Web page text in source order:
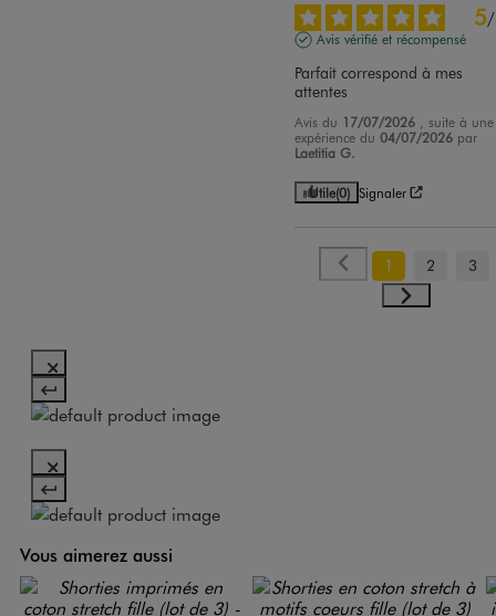
5/
Avis vérifié et récompensé
Parfait correspond à mes
attentes
Avis du 17/07/2026
, suite à une
expérience du04/07/2026 par
Laetitia G.
Utile(0) Signaler
1 2 3
Vous aimerez aussi